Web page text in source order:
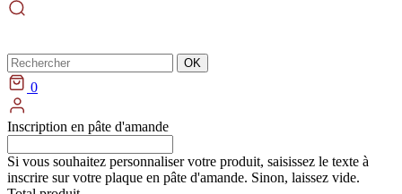
Rechercher OK
0
Inscription en pâte d'amande
Si vous souhaitez personnaliser votre produit, saisissez le texte à
inscrire sur votre plaque en pâte d'amande. Sinon, laissez vide.